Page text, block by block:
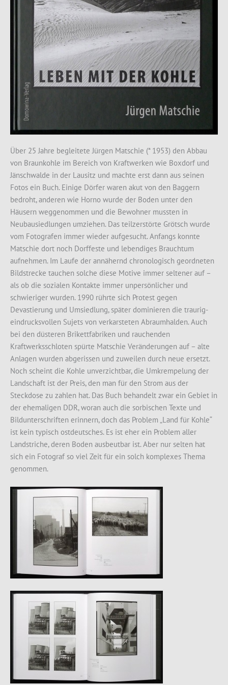
Über 25 Jahre begleitete Jürgen Matschie (* 1953) den Abbau
von Braunkohle im Bereich von Kraftwerken wie Boxdorf und
Jänschwalde in der Lausitz und machte erst dann aus seinen
Fotos ein Buch. Einige Dörfer waren akut von den Baggern
bedroht, anderen wie Horno wurde der Boden unter den
Häusern weggenommen und die Bewohner mussten in
Neubausiedlungen umziehen. Das teilzerstörte Grötsch wurde
vom Fotografen immer wieder aufgesucht. Anfangs konnte
Matschie dort noch Dorffeste und lebendiges Brauchtum
aufnehmen. Im Laufe der annähernd chronologisch geordneten
Bildstrecke tauchen solche diese Motive immer seltener auf –
als ob die sozialen Kontakte immer unpersönlicher und
schwieriger wurden. 1990 rührte sich Protest gegen
Devastierung und Umsiedlung, später dominieren die traurig-
eindrucksvollen Sujets von verkarsteten Abraumhalden. Auch
bei den düsteren Brikettfabriken und rauchenden
Kraftwerksschloten spürte Matschie Veränderungen auf – alte
Anlagen wurden abgerissen und zuweilen durch neue ersetzt.
Noch scheint die Kohle unverzichtbar, die Umkrempelung der
Landschaft ist der Preis, den man für den Strom aus der
Steckdose zu zahlen hat. Das Buch behandelt zwar ein Gebiet in
der ehemaligen DDR, woran auch die sorbischen Texte und
Bildunterschriften erinnern, doch das Problem „Land für Kohle“
ist kein typisch ostdeutsches. Es ist eher ein Problem aller
Landstriche, deren Boden ausbeutbar ist. Aber nur selten hat
sich ein Fotograf so viel Zeit für ein solch komplexes Thema
genommen.